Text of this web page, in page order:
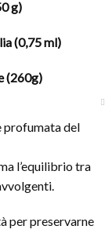
g)
(0,75 ml)
(260g)
profumata del
l’equilibrio tra
per preservarne